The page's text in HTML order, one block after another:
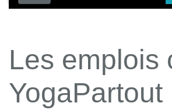
Les emplois
YogaPartout